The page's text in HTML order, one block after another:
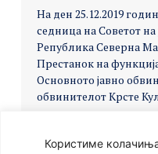
Користиме
На ден 25.12.2019
седница на Советот
Република Северна
Престанок на
Основното јавно
обвинителот Крсте
условите за старосна
СЕДНИЦА 26.12.2019